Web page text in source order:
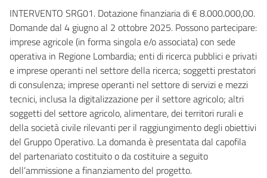
INTERVENTO SRG01. Dotazione finanziaria di € 8.000.000,00.
Domande dal 4 giugno al 2 ottobre 2025. Possono partecipare:
imprese agricole (in forma singola e/o associata) con sede
operativa in Regione Lombardia; enti di ricerca pubblici e privati
e imprese operanti nel settore della ricerca; soggetti prestatori
di consulenza; imprese operanti nel settore di servizi e mezzi
tecnici, inclusa la digitalizzazione per il settore agricolo; altri
soggetti del settore agricolo, alimentare, dei territori rurali e
della società civile rilevanti per il raggiungimento degli obiettivi
del Gruppo Operativo. La domanda è presentata dal capofila
del partenariato costituito o da costituire a seguito
dell’ammissione a finanziamento del progetto.